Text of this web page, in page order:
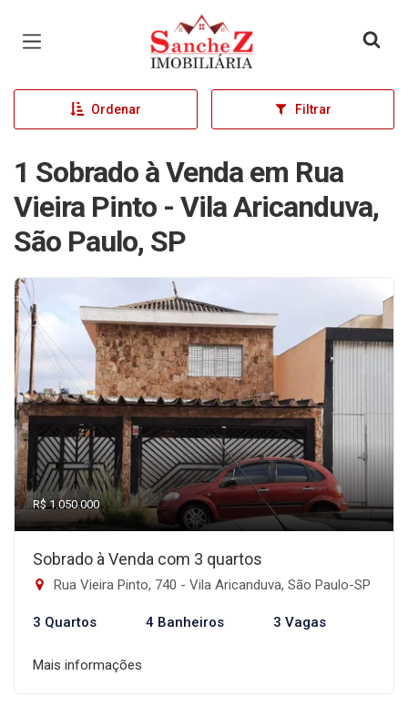
Página inicial
Ordenar Filtrar
1 Sobrado à Venda em Rua
Vieira Pinto - Vila Aricanduva,
São Paulo, SP
R$ 1.050.000
Sobrado à Venda com 3 quartos
Rua Vieira Pinto, 740 - Vila Aricanduva, São Paulo-SP
3 Quartos 4 Banheiros 3 Vagas
Mais informações